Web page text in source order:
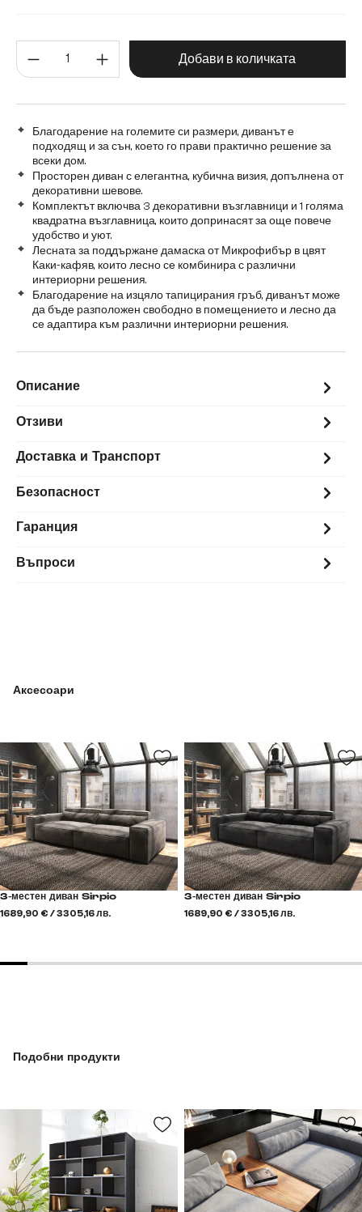
Количество на продукта:
Добави в количката
Благодарение на големите си размери, диванът е
подходящ и за сън, което го прави практично решение за
всеки дом.
Просторен диван с елегантна, кубична визия, допълнена от
декоративни шевове.
Комплектът включва 3 декоративни възглавници и 1 голяма
квадратна възглавница, които допринасят за още повече
удобство и уют.
Лесната за поддържане дамаска от Микрофибър в цвят
Каки-кафяв, които лесно се комбинира с различни
интериорни решения.
Благодарение на изцяло тапицирания гръб, диванът може
да бъде разположен свободно в помещението и лесно да
се адаптира към различни интериорни решения.
Описание
Отзиви
Доставка и Транспорт
Безопасност
Гаранция
Въпроси
Подобни продукти
Аксесоари
3-местен диван Sirpio
1689,90 € / 3305,16 лв.
3-местен диван Sirpio
1689,90 € / 3305,16 лв.